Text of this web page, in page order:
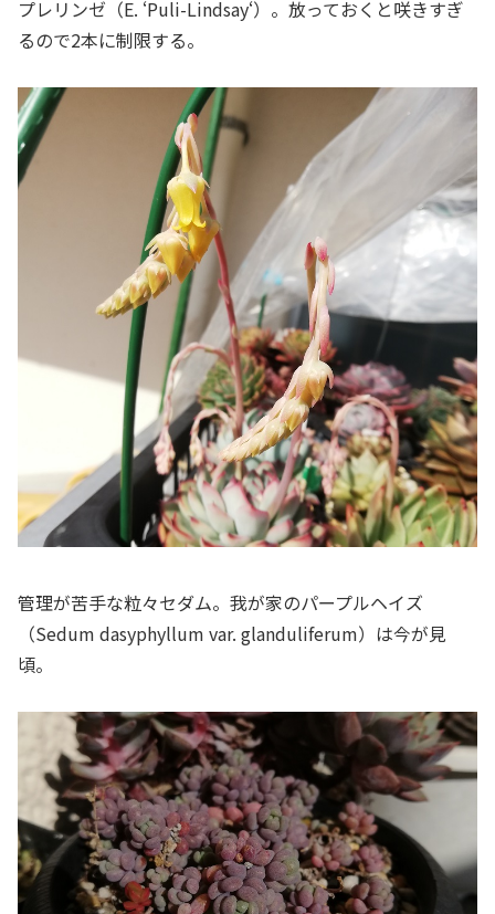
プレリンゼ（E. ‘Puli-Lindsay‘）。放っておくと咲きすぎ
るので2本に制限する。
管理が苦手な粒々セダム。我が家のパープルヘイズ
（Sedum dasyphyllum var. glanduliferum）は今が見
頃。